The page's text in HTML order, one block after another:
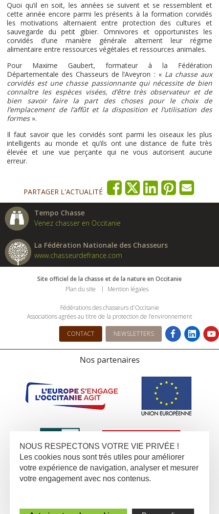
Quoi qu’il en soit, les années se suivent et se ressemblent et
cette année encore parmi les présents à la formation corvidés
les motivations alternaient entre protection des cultures et
sauvegarde du petit gibier. Omnivores et opportunistes les
corvidés d’une manière générale alternent leur régime
alimentaire entre ressources végétales et ressources animales.
Pour Maxime Gaubert, formateur à la Fédération
Départementale des Chasseurs de l’Aveyron : «La chasse aux
corvidés est une chasse passionnante qui nécessite de bien
connaître les espèces visées, d’être très observateur et de
bien savoir faire la part des choses pour le choix de
l’emplacement de l’affût et la disposition et l’utilisation des
formes».
Il faut savoir que les corvidés sont parmi les oiseaux les plus
intelligents au monde et qu’ils ont une distance de fuite très
élevée et une vue perçante qui ne vous autorisent aucune
erreur.
PARTAGER L'ACTUALITÉ
Tempo Chasse
Venez chasser en Occitanie
La Fédération Nationale des Chasseurs
www.chasseurdefrance.com
Site officiel de la chasse et de la nature en Occitanie
Plan du site
Mention légales
Fédérations des chasseurs d'Occitanie
Associations agrées au titre de la protection de l’environnement
CONTACT NEWSLETTERS
Nos partenaires
NOUS RESPECTONS VOTRE VIE PRIVÉE !
Les cookies nous sont trés utiles pour améliorer
votre expérience de navigation, analyser et mesurer
votre engagement avec nos contenus.